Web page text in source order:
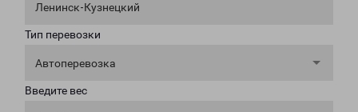
Ленинск-Кузнецкий
Тип перевозки
Автоперевозка
Введите вес